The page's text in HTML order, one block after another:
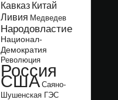
Кавказ Китай
Ливия Медведев
Народовластие
Национал-
Демократия
Революция
Россия
США Саяно-
Шушенская ГЭС